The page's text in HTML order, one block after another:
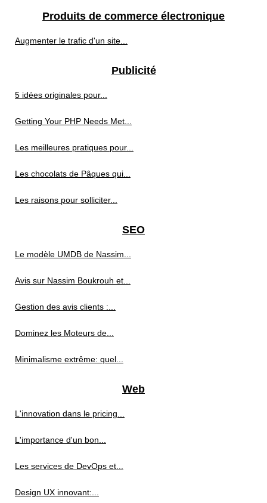
Produits de commerce électronique
Augmenter le trafic d'un site...
Publicité
5 idées originales pour...
Getting Your PHP Needs Met...
Les meilleures pratiques pour...
Les chocolats de Pâques qui...
Les raisons pour solliciter...
SEO
Le modèle UMDB de Nassim...
Avis sur Nassim Boukrouh et...
Gestion des avis clients :...
Dominez les Moteurs de...
Minimalisme extrême: quel...
Web
L'innovation dans le pricing...
L'importance d'un bon...
Les services de DevOps et...
Design UX innovant:...